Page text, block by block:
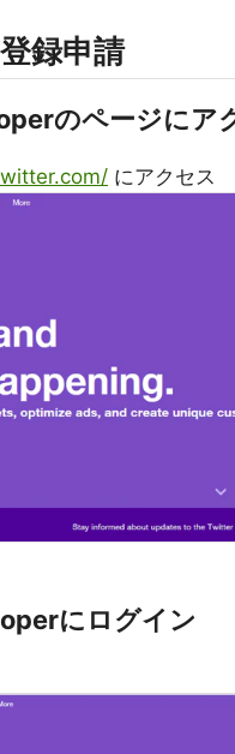
録申請
のページにア
にアクセス
にログイン